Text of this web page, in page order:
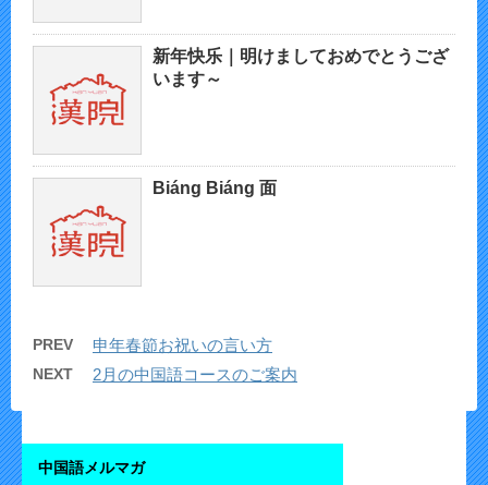
新年快乐｜明けましておめでとうござ
います～
Biáng Biáng 面
PREV 申年春節お祝いの言い方
NEXT 2月の中国語コースのご案内
中国語メルマガ